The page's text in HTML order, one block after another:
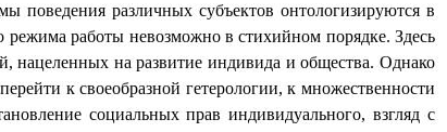
поведения различных субъектов онтологизируются в
режима работы невозможно в стихийном порядке. Здесь
нацеленных на развитие индивида и общества. Однако
к своеобразной гетерологии, к множественности
социальных прав индивидуального, взгляд с